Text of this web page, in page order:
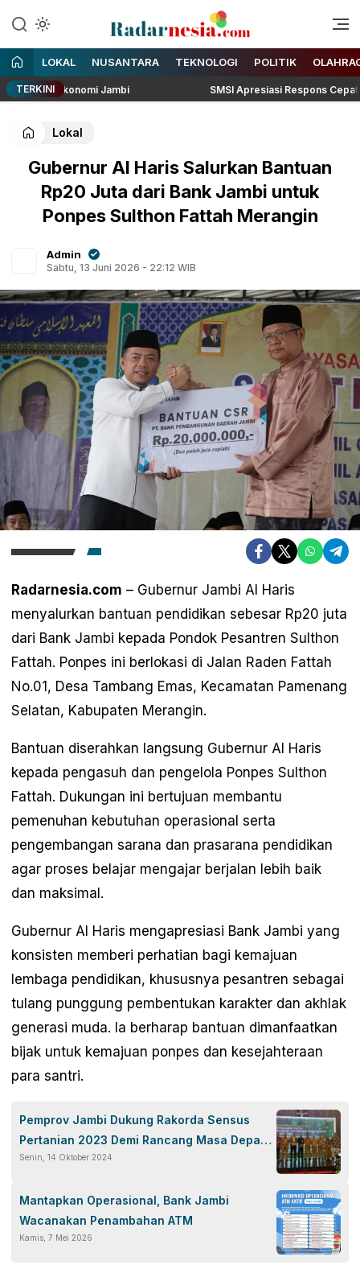
Radarnesia
Enak Dibaca
LOKAL NUSANTARA TEKNOLOGI POLITIK
TERKINI
Ekonomi Jambi SMSI Apresiasi Respons Cepat Kejati
Lokal
Gubernur Al Haris Salurkan Bantuan
Rp20 Juta dari Bank Jambi untuk
Ponpes Sulthon Fattah Merangin
Admin
Sabtu, 13 Juni 2026 - 22:12 WIB
Radarnesia.com – Gubernur Jambi Al Haris
menyalurkan bantuan pendidikan sebesar Rp20 juta
dari Bank Jambi kepada Pondok Pesantren Sulthon
Fattah. Ponpes ini berlokasi di Jalan Raden Fattah
No.01, Desa Tambang Emas, Kecamatan Pamenang
Selatan, Kabupaten Merangin.
Bantuan diserahkan langsung Gubernur Al Haris
kepada pengasuh dan pengelola Ponpes Sulthon
Fattah. Dukungan ini bertujuan membantu
pemenuhan kebutuhan operasional serta
pengembangan sarana dan prasarana pendidikan
agar proses belajar mengajar berjalan lebih baik
dan maksimal.
Gubernur Al Haris mengapresiasi Bank Jambi yang
konsisten memberi perhatian bagi kemajuan
lembaga pendidikan, khususnya pesantren sebagai
tulang punggung pembentukan karakter dan akhlak
generasi muda. Ia berharap bantuan dimanfaatkan
bijak untuk kemajuan ponpes dan kesejahteraan
para santri.
Pemprov Jambi Dukung Rakorda Sensus
Pertanian 2023 Demi Rancang Masa Depan
Indonesia yang Berdaulat Pangan
Senin, 14 Oktober 2024
Mantapkan Operasional, Bank Jambi
Wacanakan Penambahan ATM
Kamis, 7 Mei 2026